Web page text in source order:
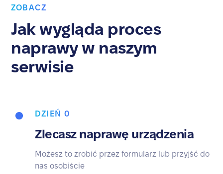
ZOBACZ
Jak wygląda proces
naprawy w naszym
serwisie
DZIEŃ 0
Zlecasz naprawę urządzenia
Możesz to zrobić przez formularz lub przyjść do
nas osobiście